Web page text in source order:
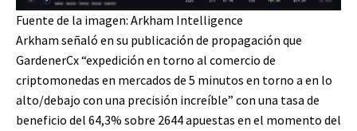
Fuente de la imagen: Arkham Intelligence
Arkham señaló en su publicación de propagación que
GardenerCx “expedición en torno al comercio de
criptomonedas en mercados de 5 minutos en torno a en lo
alto/debajo con una precisión increíble” con una tasa de
beneficio del 64,3% sobre 2644 apuestas en el momento del